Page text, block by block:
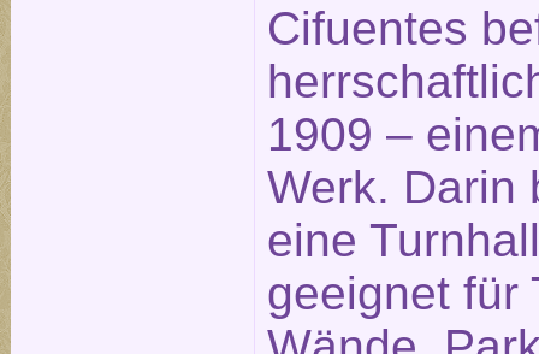
Cifuentes
1909 –
Werk. Darin
eine
geeignet für